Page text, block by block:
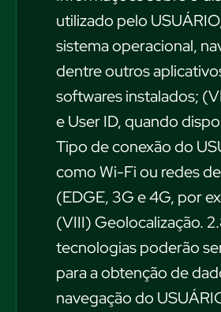
utilizado pelo
sistema operacional,
dentre outros
softwares instalados;
e User ID, quando
Tipo de conexão do
como Wi-Fi ou redes
(EDGE, 3G e 4G, por
(VIII) Geolocalização.
tecnologias poderão
para a obtenção de
navegação do